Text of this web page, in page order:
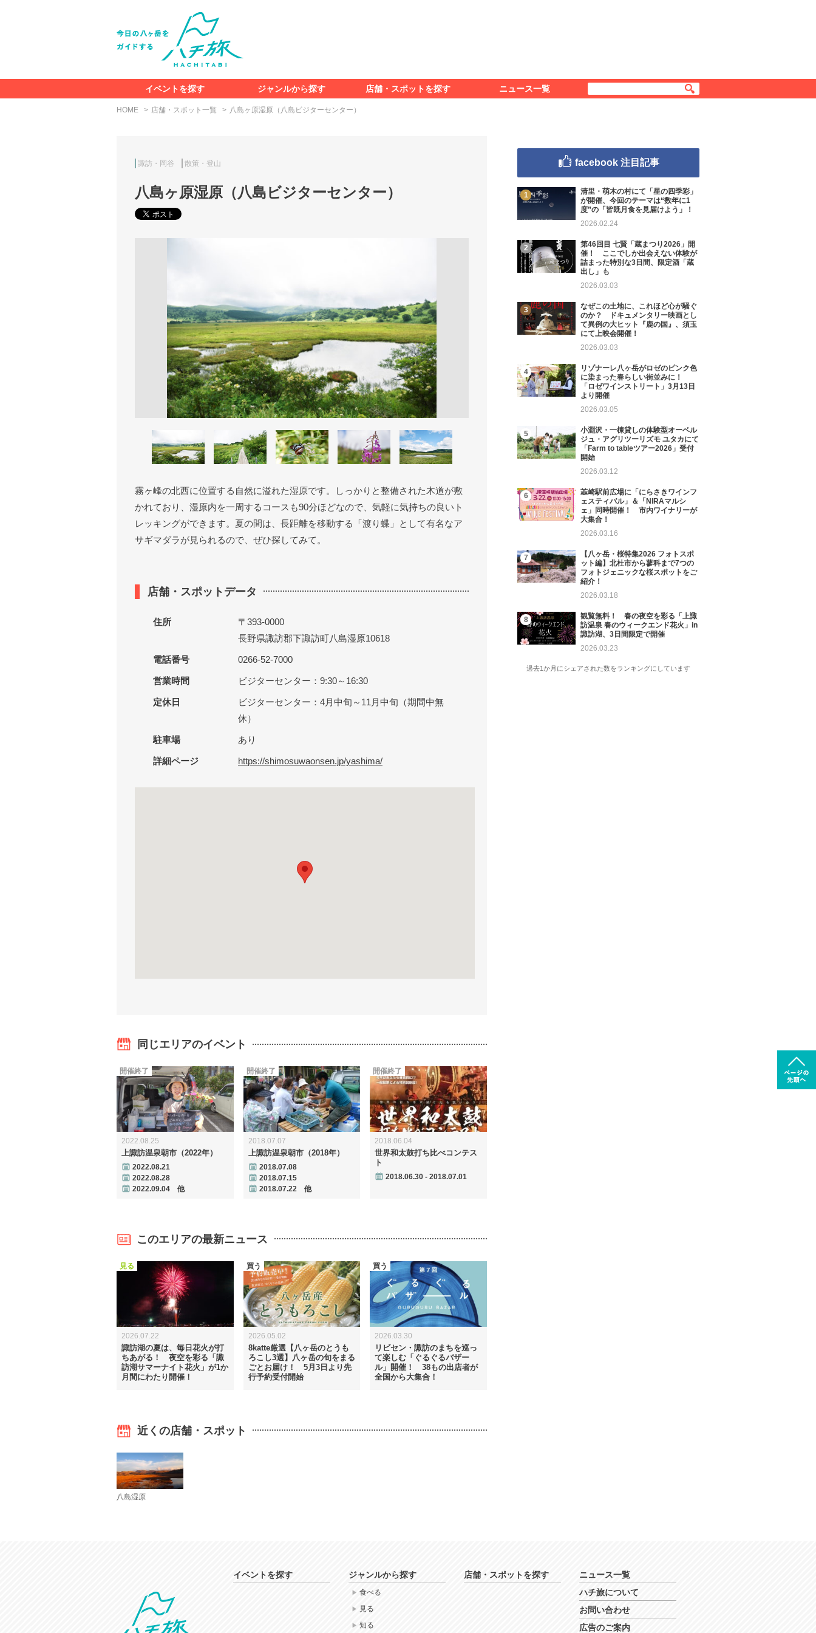
イベントを探す
ジャンルから探す
食べる
見る
知る
遊ぶ
特集＆レポート
店舗・スポットを探す ニュース一覧
HOME 店舗・スポット一覧 八島ヶ原湿原（八島ビジターセンター）
諏訪・岡谷 散策・登山
八島ヶ原湿原（八島ビジターセンター）
霧ヶ峰の北西に位置する自然に溢れた湿原です。しっかりと整備された木道が敷
かれており、湿原内を一周するコースも90分ほどなので、気軽に気持ちの良いト
レッキングができます。夏の間は、長距離を移動する「渡り蝶」として有名なア
サギマダラが見られるので、ぜひ探してみて。
店舗・スポットデータ
住所
〒393-0000
長野県諏訪郡下諏訪町八島湿原10618
電話番号 0266-52-7000
営業時間 ビジターセンター：9:30～16:30
定休日
ビジターセンター：4月中旬～11月中旬（期間中無
休）
駐車場 あり
詳細ページ https://shimosuwaonsen.jp/yashima/
同じエリアのイベント
2022.08.25
上諏訪温泉朝市（2022年）
2022.08.21
2022.08.28
2022.09.04 他
開催終了
2018.07.07
上諏訪温泉朝市（2018年）
2018.07.08
2018.07.15
2018.07.22 他
開催終了
2018.06.04
世界和太鼓打ち比べコンテス
ト
2018.06.30 - 2018.07.01
開催終了
このエリアの最新ニュース
2026.07.22
諏訪湖の夏は、毎日花火が打
ちあがる！ 夜空を彩る「諏
訪湖サマーナイト花火」が1か
月間にわたり開催！
見る
2026.05.02
8katte厳選【八ヶ岳のとうも
ろこし3選】八ヶ岳の旬をまる
ごとお届け！ 5月3日より先
行予約受付開始
買う
2026.03.30
リビセン・諏訪のまちを巡っ
て楽しむ「ぐるぐるバザー
ル」開催！ 38もの出店者が
全国から大集合！
買う
近くの店舗・スポット
八島湿原
facebook 注目記事
清里・萌木の村にて「星の四季彩」
が開催、今回のテーマは“数年に1
度”の「皆既月食を見届けよう」！
2026.02.24
第46回目 七賢「蔵まつり2026」開
催！ ここでしか出会えない体験が
詰まった特別な3日間、限定酒「蔵
出し」も
2026.03.03
なぜこの土地に、これほど心が騒ぐ
のか？ ドキュメンタリー映画とし
て異例の大ヒット『鹿の国』、須玉
にて上映会開催！
2026.03.03
リゾナーレ八ヶ岳がロゼのピンク色
に染まった春らしい街並みに！
「ロゼワインストリート」3月13日
より開催
2026.03.05
小淵沢・一棟貸しの体験型オーベル
ジュ・アグリツーリズモ ユタカにて
「Farm to tableツアー2026」受付
開始
2026.03.12
韮崎駅前広場に「にらさきワインフ
ェスティバル」＆「NIRAマルシ
ェ」同時開催！ 市内ワイナリーが
大集合！
2026.03.16
【八ヶ岳・桜特集2026 フォトスポ
ット編】北杜市から蓼科まで7つの
フォトジェニックな桜スポットをご
紹介！
2026.03.18
観覧無料！ 春の夜空を彩る「上諏
訪温泉 春のウィークエンド花火」in
諏訪湖、3日間限定で開催
2026.03.23
過去1か月にシェアされた数をランキングにしています
イベントを探す ジャンルから探す
食べる
見る
知る
店舗・スポットを探す
ニュース一覧
ハチ旅について
お問い合わせ
広告のご案内